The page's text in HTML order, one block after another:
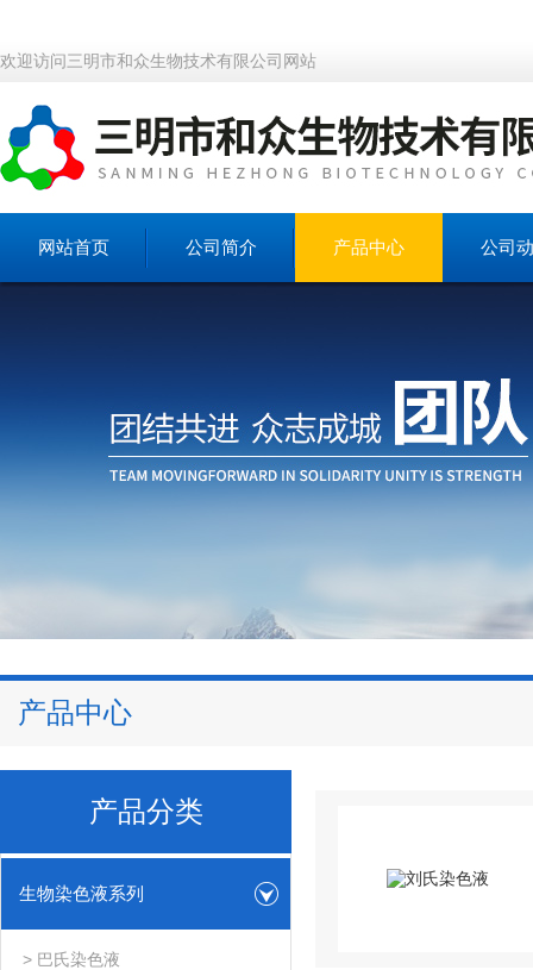
欢迎访问三明市和众生物技术有限公司网站
网站首页 公司简介 产品中心 公司
产品中心
产品分类
生物染色液系列
> 巴氏染色液